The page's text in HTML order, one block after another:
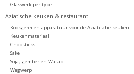
Glaswerk per type
Aziatische keuken & restaurant
Kookgerei en apparatuur voor de Aziatische keuken
Keukenmateriaal
Chopsticks
Sake
Soja, gember en Wasabi
Wegwerp